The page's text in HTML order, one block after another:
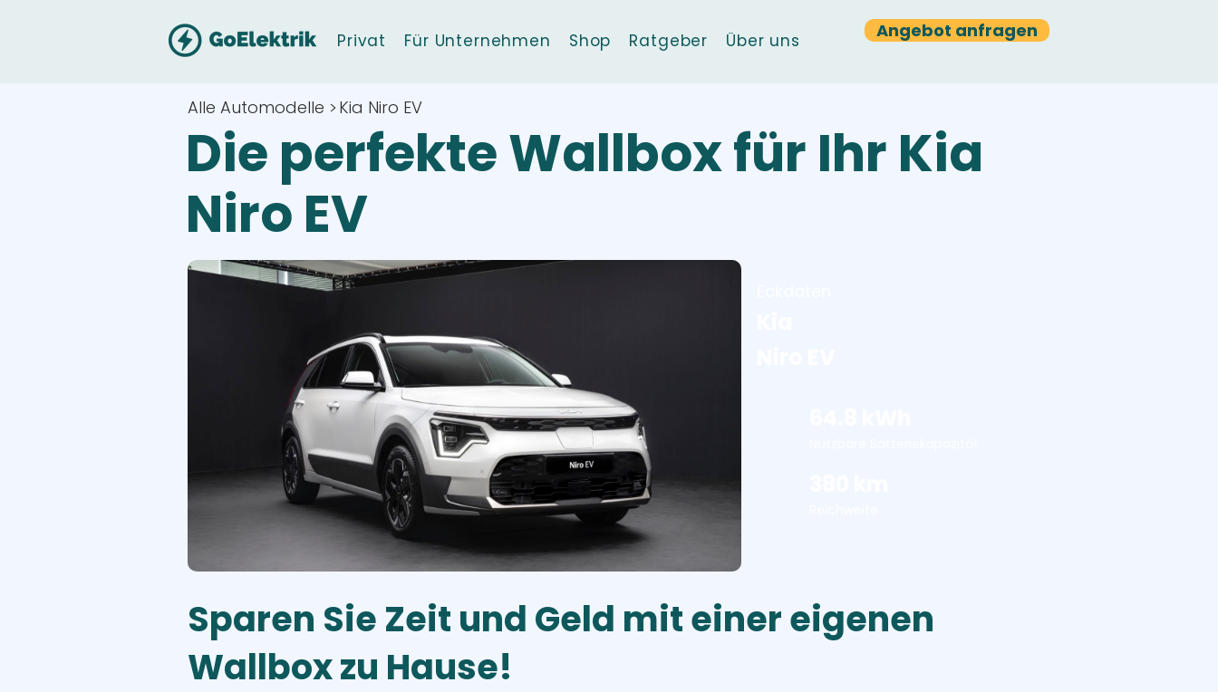
Privat Für Unternehmen Shop Ratgeber Über uns Angebot anfragen
Alle Automodelle >Kia Niro EV
Die perfekte Wallbox für Ihr Kia
Niro EV
Sparen Sie Zeit und Geld mit einer eigenen
Wallbox zu Hause!